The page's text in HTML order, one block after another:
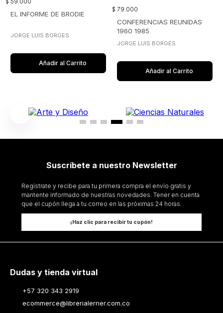
EL INFORME DE BRODIE
JORGE LUIS BORGES
Añadir al Carrito
$ 79.000
CONFERENCIAS REUNIDAS
1960 1985
JORGE LUIS BORGES
Añadir al Carrito
Suscríbete a nuestro Newsletter
Regístrate y recibe para tu primera compra el envío gratis y
mantente informado de nuestras novedades. Tener en cuenta
que el cupón llega a tu correo en las próximas 24 horas.
¡Haz clic para recibir tu cupón!
Dudas y tienda virtual
+57 320 343 2919
ecommerce@librerialerner.com.co